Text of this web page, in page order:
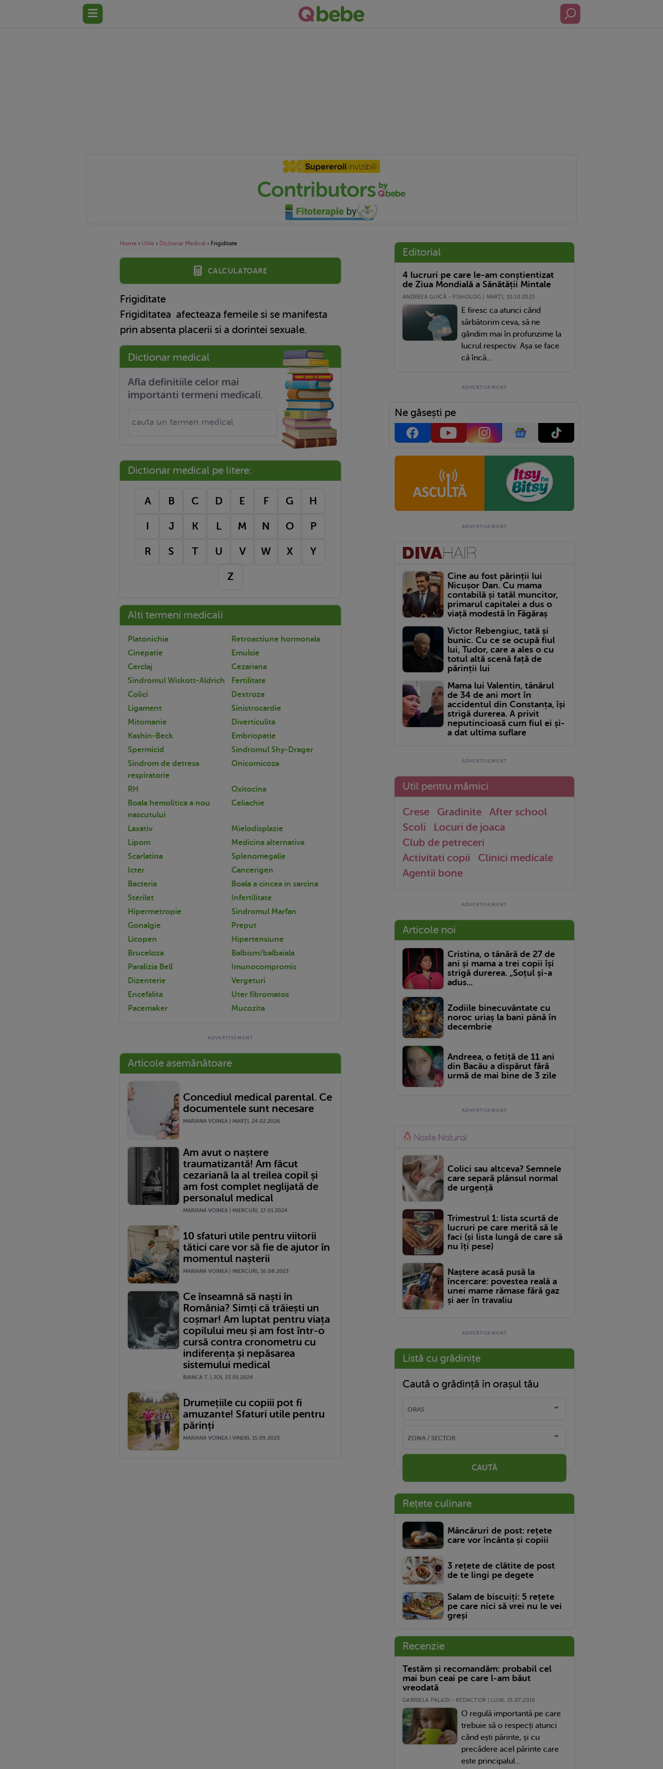
Home › Utile › Dictionar Medical › Frigiditate
Calculatoare
Frigiditate
Frigiditatea afecteaza femeile si se manifesta
prin absenta placerii si a dorintei sexuale.
Dictionar medical
Afla definitiile celor mai
importanti termeni medicali.
Dictionar medical pe litere:
A B C D E F G H
I J K L M N O P
R S T U V W X Y
Z
Alti termeni medicali
Platonichia
Retroactiune hormonala
Cinepatie
Emulsie
Cerclaj
Cezariana
Sindromul Wiskott-Aldrich
Fertilitate
Colici
Dextroza
Ligament
Sinistrocardie
Mitomanie
Diverticulita
Kashin-Beck
Embriopatie
Spermicid
Sindromul Shy-Drager
Sindrom de detresa
respiratorie
Onicomicoza
RH
Oxitocina
Boala hemolitica a nou
nascutului
Celiachie
Laxativ
Mielodisplazie
Lipom
Medicina alternativa
Scarlatina
Splenomegalie
Icter
Cancerigen
Bacteria
Boala a cincea in sarcina
Sterilet
Infertilitate
Hipermetropie
Sindromul Marfan
Gonalgie
Preput
Licopen
Hipertensiune
Bruceloza
Balbism/balbaiala
Paralizia Bell
Imunocompromis
Dizenterie
Vergeturi
Encefalita
Uter fibromatos
Pacemaker
Mucozita
Articole asemănătoare
Concediul medical parental. Ce
documentele sunt necesare
MARIANA VOINEA | MARŢI, 24.02.2026
Am avut o naștere
traumatizantă! Am făcut
cezariană la al treilea copil și
am fost complet neglijată de
personalul medical
MARIANA VOINEA | MIERCURI, 17.01.2024
10 sfaturi utile pentru viitorii
tătici care vor să fie de ajutor în
momentul nașterii
MARIANA VOINEA | MIERCURI, 16.08.2023
Ce înseamnă să naști în
România? Simți că trăiești un
coșmar! Am luptat pentru viața
copilului meu și am fost într-o
cursă contra cronometru cu
indiferența și nepăsarea
sistemului medical
BIANCA T. | JOI, 23.05.2024
Drumețiile cu copiii pot fi
amuzante! Sfaturi utile pentru
părinți
MARIANA VOINEA | VINERI, 15.09.2023
Editorial
4 lucruri pe care le-am conștientizat
de Ziua Mondială a Sănătății Mintale
ANDREEA GUICĂ - PSIHOLOG | MARŢI, 10.10.2023
E firesc ca atunci când
sărbătorim ceva, să ne
gândim mai în profunzime la
lucrul respectiv. Așa se face
că încă...
Ne găsești pe
Cine au fost părinții lui
Nicușor Dan. Cu mama
contabilă și tatăl muncitor,
primarul capitalei a dus o
viață modestă în Făgăraș
Victor Rebengiuc, tată și
bunic. Cu ce se ocupă fiul
lui, Tudor, care a ales o cu
totul altă scenă față de
părinții lui
Mama lui Valentin, tânărul
de 34 de ani mort în
accidentul din Constanța, își
strigă durerea. A privit
neputincioasă cum fiul ei și-
a dat ultima suflare
Util pentru mămici
Crese Gradinite
After school
Scoli
Locuri de joaca
Club de petreceri
Activitati copii
Clinici medicale
Agentii bone
Articole noi
Cristina, o tânără de 27 de
ani și mama a trei copii își
strigă durerea. „Soțul și-a
adus...
Zodiile binecuvântate cu
noroc uriaș la bani până în
decembrie
Andreea, o fetiță de 11 ani
din Bacău a dispărut fără
urmă de mai bine de 3 zile
Colici sau altceva? Semnele
care separă plânsul normal
de urgență
Trimestrul 1: lista scurtă de
lucruri pe care merită să le
faci (și lista lungă de care să
nu îți pese)
Naștere acasă pusă la
încercare: povestea reală a
unei mame rămase fără gaz
și aer în travaliu
Listă cu grădinițe
Caută o grădință în orașul tău
CAUTĂ
Rețete culinare
Mâncăruri de post: rețete
care vor încânta și copiii
3 rețete de clătite de post
de te lingi pe degete
Salam de biscuiți: 5 rețete
pe care nici să vrei nu le vei
greși
Recenzie
Testăm și recomandăm: probabil cel
mai bun ceai pe care l-am băut
vreodată
GABRIELA PALADI - REDACTOR | LUNI, 15.07.2019
O regulă importantă pe care
trebuie să o respecți atunci
când ești părinte, și cu
precădere acel părinte care
este principalul...